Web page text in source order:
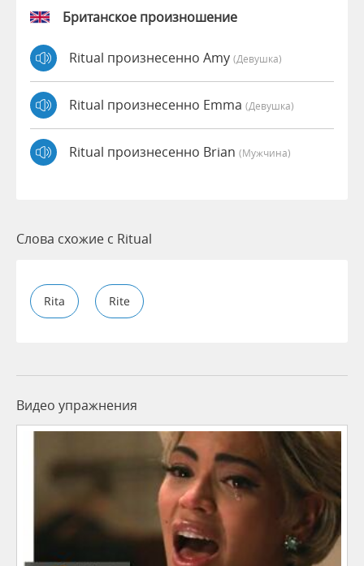
Британское произношение
Ritual произнесенно Amy (девушка)
Ritual произнесенно Emma (девушка)
Ritual произнесенно Brian (мужчина)
Слова схожие с Ritual
Rita Rite
Видео упражнения